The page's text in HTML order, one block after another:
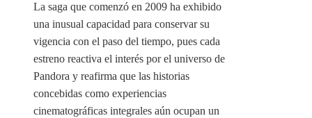
La saga que comenzó en 2009 ha exhibido
una inusual capacidad para conservar su
vigencia con el paso del tiempo, pues cada
estreno reactiva el interés por el universo de
Pandora y reafirma que las historias
concebidas como experiencias
cinematográficas integrales aún ocupan un